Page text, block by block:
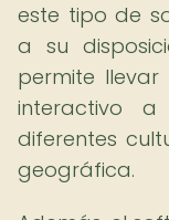
este tipo de
a su
permite
interactivo
diferentes
geográfica.